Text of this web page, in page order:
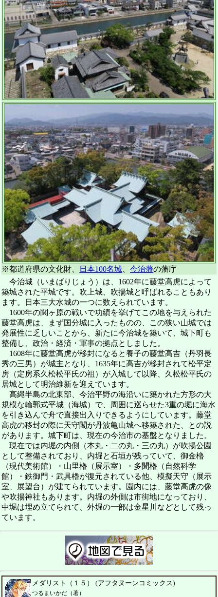
※都道府県の文化財、 日本100名城 、今治藩の藩庁
今治城（いまばりじょう）は、1602年に藤堂高虎によって
築城された平城です。吹上城、吹揚城と呼ばれることもあり
ます。日本三大水城の一つに数えられています。
1600年の関ヶ原の戦いで功績を挙げてこの地を与えられた
藤堂高虎は、まず国分城に入ったものの、この狭い山城では
発展性に乏しいことから、新たに今治城を築いて、城下町も
整備し、政治・経済・軍事の拠点としました。
1608年に藤堂高虎が移封になると養子の藤堂高吉（丹羽長
秀の三男）が城主となり、1635年に高吉が移封されて松平定
房（定房系久松松平氏の祖）が入城して以降、久松松平氏の
居城として明治維新を迎えています。
高縄半島の北東部、今治平野の海沿いに築かれた方形の大
規模な輪郭式平城（海城）で、周囲に巡らせた3重の堀に海水
を引き込んで舟で直接出入りできるようにしています。藤堂
高虎の移封の際に天守閣が丹波亀山城へ移築された、との説
があります。城下町は、現在の今治市の基盤となりました。
現在では内堀の内側（本丸・二の丸・三の丸）が吹揚公園
として整備されており、内堀と石垣が残っていて、御金櫓
（現代美術館）・山里櫓（展示室）・多聞櫓（自然科学
館）・鉄御門・武具櫓が復元されている他、模擬天守（展示
室、展望台）が建てられています。園内には、藤堂高虎の像
や吹揚神社もあります。内堀の外側は市街地になっており、
中堀は埋め立てられて、外堀の一部は金星川などとして残っ
ています。
メダリスト（１５） (アフタヌーンコミックス)
つるまいかだ（著）